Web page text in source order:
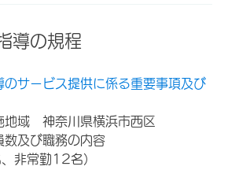
導の規程
のサービス提供に係る重要事項及び
地域 神奈川県横浜市西区
数及び職務の内容
非常勤12名）